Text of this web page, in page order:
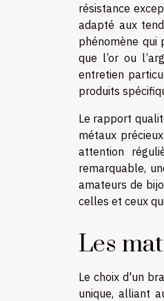
résistance
adapté aux
phénomène qui
que l’or ou
entretien
produits
Le rapport
métaux
attention
remarquable,
amateurs de
celles et ceux
Les
Le choix d'un
unique, alliant